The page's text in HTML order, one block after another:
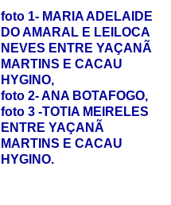
foto 1- MARIA ADELAIDE
DO AMARAL E LEILOCA
NEVES ENTRE YAÇANÃ
MARTINS E CACAU
HYGINO,
foto 2- ANA BOTAFOGO,
foto 3 -TOTIA MEIRELES
ENTRE YAÇANÃ
MARTINS E CACAU
HYGINO.